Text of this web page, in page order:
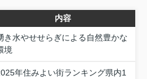
内容
き水やせせらぎによる自然豊かな
境
年住みよい街ランキング県内1